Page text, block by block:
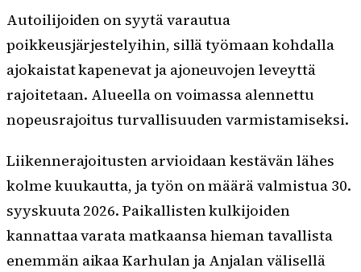
Autoilijoiden on syytä varautua
poikkeusjärjestelyihin, sillä työmaan kohdalla
ajokaistat kapenevat ja ajoneuvojen leveyttä
rajoitetaan. Alueella on voimassa alennettu
nopeusrajoitus turvallisuuden varmistamiseksi.
Liikennerajoitusten arvioidaan kestävän lähes
kolme kuukautta, ja työn on määrä valmistua 30.
syyskuuta 2026. Paikallisten kulkijoiden
kannattaa varata matkaansa hieman tavallista
enemmän aikaa Karhulan ja Anjalan välisellä